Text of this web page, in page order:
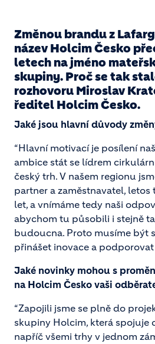
Změnou brandu z
název Holcim Česko
letech na jméno
skupiny. Proč se tak
rozhovoru Miroslav
ředitel Holcim Česko.
Jaké jsou hlavní důvody
“Hlavní motivací je posílení
ambice stát se lídrem
český trh. V našem regionu
partner a zaměstnavatel,
let, a vnímáme tedy naši
abychom tu působili i stejně
budoucna. Proto musíme být
přinášet inovace a
Jaké novinky mohou s
na Holcim Česko vaši
“Zapojili jsme se plně do
skupiny Holcim, která spojuje
napříč všemi trhy v jednom